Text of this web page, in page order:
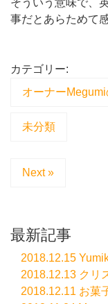
そういう意味で、
事だとあらためて
カテゴリー:
オーナー
未分類
Next »
最新記事
2018.12.15
2018.12.13 クリ
2018.12.11 お菓